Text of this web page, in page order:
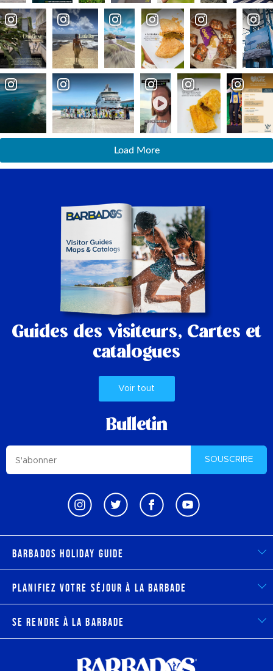
Load More
Guides des visiteurs, Cartes et
catalogues
Voir tout
Bulletin
SOUSCRIRE
Barbados Holiday Guide
Planifiez votre séjour à la Barbade
Se rendre à la Barbade